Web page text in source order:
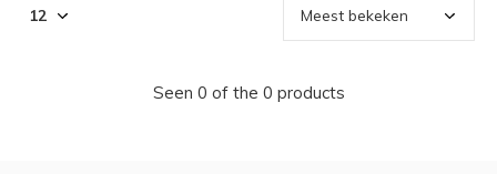
Seen 0 of the 0 products